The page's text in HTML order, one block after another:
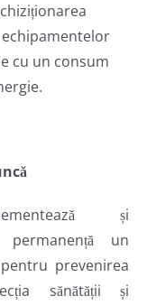
echipamentelor
cu un consum
ă
și
permanență un
prevenirea
sănătății și